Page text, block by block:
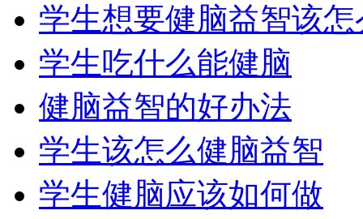
学生想要健脑益智该怎
学生吃什么能健脑
健脑益智的好办法
学生该怎么健脑益智
学生健脑应该如何做